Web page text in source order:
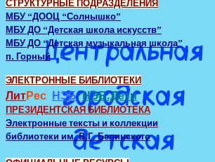
СТРУКТУРНЫЕ ПОДРАЗДЕЛЕНИЯ
МБУ “ДООЦ “Солнышко”
МБУ ДО “Детская школа искусств”
МБУ ДО “Детская музыкальная школа”
п. Горный
ЭЛЕКТРОННЫЕ БИБЛИОТЕКИ
ЛитРес НЭБ НЭБ.Дети
ПРЕЗИДЕНТСКАЯ БИБЛИОТЕКА
Электронные тексты и коллекции
библиотеки им. В.Г. Белинского